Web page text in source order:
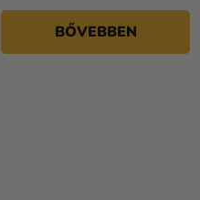
BŐVEBBEN